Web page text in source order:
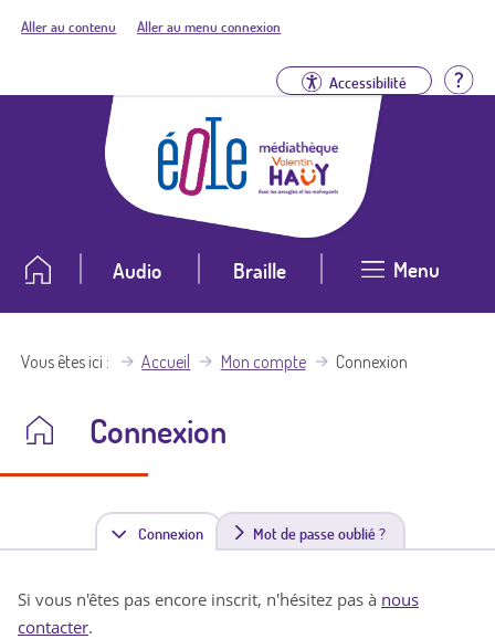
Aller au contenu Aller au menu connexion
Accessibilité
Audio Braille Menu
Vous êtes ici Accueil Mon compte Connexion
Connexion
Connexion(
n
Mot de passe oublié ?
Si vous n'êtes pas encore inscrit, n'hésitez pas à nous
contacter.